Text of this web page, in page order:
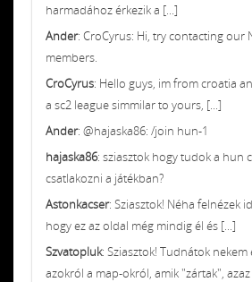
harmadához érkezik a [...]
Ander: CroCyrus: Hi, try contacting our
members.
CroCyrus: Hello guys, im from croatia
a sc2 league simmilar to yours, [...]
Ander: @hajaska86: /join hun-1
hajaska86: sziasztok hogy tudok a hun
csatlakozni a játékban?
Astonkacser: Sziasztok! Néha felnézek
hogy ez az oldal még mindig él és [...]
Szvatopluk: Sziasztok! Tudnátok nekem
azokról a map-okról, amik "zártak",